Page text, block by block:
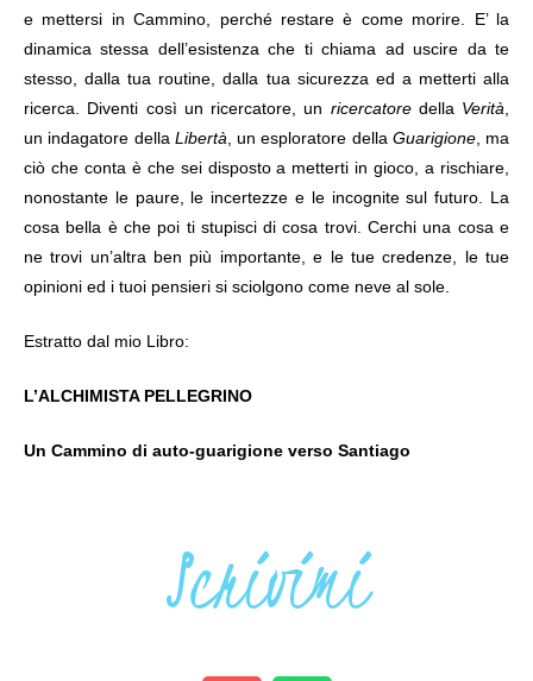
e mettersi in Cammino, perché restare è come morire. E’ la
dinamica stessa dell’esistenza che ti chiama ad uscire da te
stesso, dalla tua routine, dalla tua sicurezza ed a metterti alla
ricerca. Diventi così un ricercatore, un ricercatore della Verità
un indagatore della Libertà , un esploratore della Guarigione, ma
ciò che conta è che sei disposto a metterti in gioco, a rischiare,
nonostante le paure, le incertezze e le incognite sul futuro. La
cosa bella è che poi ti stupisci di cosa trovi. Cerchi una cosa e
ne trovi un’altra ben più importante, e le tue credenze, le tue
opinioni ed i tuoi pensieri si sciolgono come neve al sole.
Estratto dal mio Libro:
L’ALCHIMISTA PELLEGRINO
Un Cammino di auto-guarigione verso Santiago
Scrivimi